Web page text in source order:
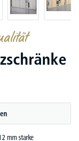
mm starke